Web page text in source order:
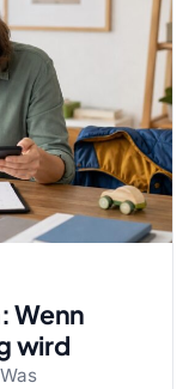
Wenn
wird